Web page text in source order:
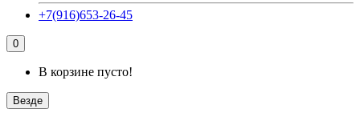
+7(916)653-26-45
0
В корзине пусто!
Везде